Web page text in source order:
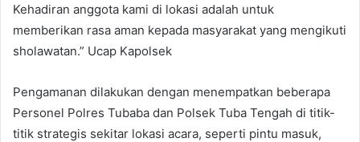
Kehadiran anggota kami di lokasi adalah untuk
memberikan rasa aman kepada masyarakat yang mengikuti
sholawatan.” Ucap Kapolsek
Pengamanan dilakukan dengan menempatkan beberapa
Personel Polres Tubaba dan Polsek Tuba Tengah di titik-
titik strategis sekitar lokasi acara, seperti pintu masuk,